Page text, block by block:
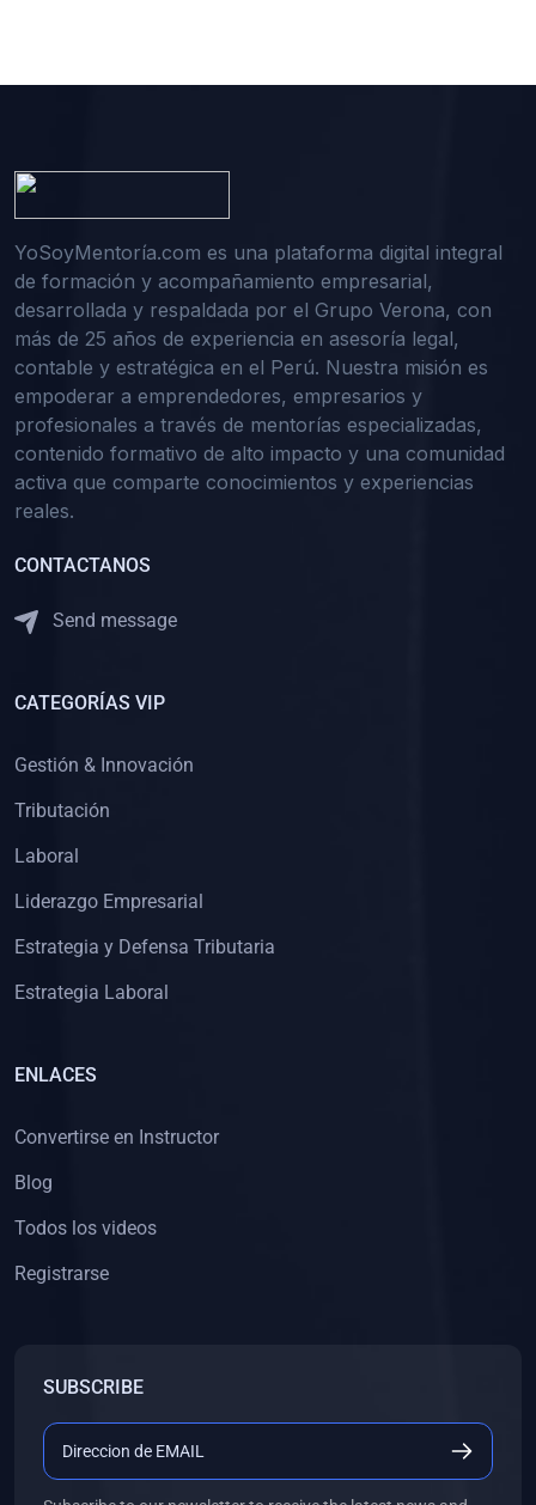
YoSoyMentoría.com es una plataforma digital integral
de formación y acompañamiento empresarial,
desarrollada y respaldada por el Grupo Verona, con
más de 25 años de experiencia en asesoría legal,
contable y estratégica en el Perú. Nuestra misión es
empoderar a emprendedores, empresarios y
profesionales a través de mentorías especializadas,
contenido formativo de alto impacto y una comunidad
activa que comparte conocimientos y experiencias
reales.
CONTACTANOS
Send message
CATEGORÍAS VIP
Gestión & Innovación
Tributación
Laboral
Liderazgo Empresarial
Estrategia y Defensa Tributaria
Estrategia Laboral
ENLACES
Convertirse en Instructor
Blog
Todos los videos
Registrarse
SUBSCRIBE